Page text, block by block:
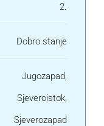
2.
Dobro stanje
Jugozapad,
Sjeveroistok,
Sjeverozapad